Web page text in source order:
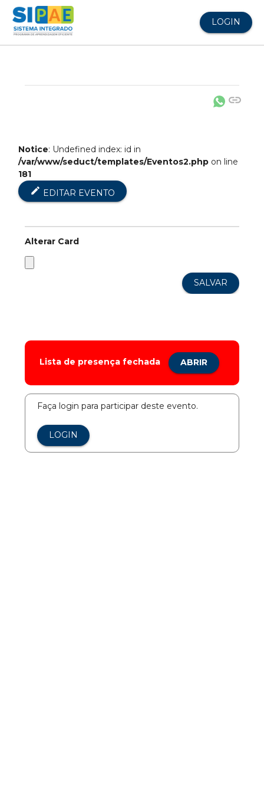
LOGIN
link
Notice: Undefined index: id in
/var/www/seduct/templates/Eventos2.php on line
181
edit EDITAR EVENTO
Alterar Card
Lista de presença fechada ABRIR
Faça login para participar deste evento.
LOGIN